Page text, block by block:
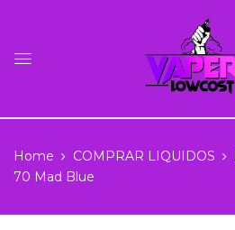
Home COMPRAR LIQUIDOS
70 Mad Blue